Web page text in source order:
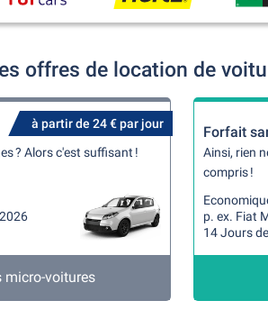
offres de location de
à partir de 24 € par jour
? Alors c'est suffisant !
micro-voitures
Forfait
Ainsi, rien
compris !
p. ex. Fiat
14 Jours